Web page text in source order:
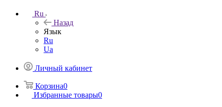
Ru
Назад
Язык
Ru
Ua
Личный кабинет
Корзина0
Избранные товары0